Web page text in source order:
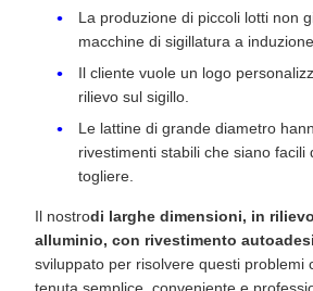
La produzione di piccoli lotti non
macchine di sigillatura a induzione.
Il cliente vuole un logo
rilievo sul sigillo.
Le lattine di grande diametro
rivestimenti stabili che siano facili
togliere.
Il nostrodi larghe dimensioni, in
alluminio, con rivestimento
sviluppato per risolvere questi problemi